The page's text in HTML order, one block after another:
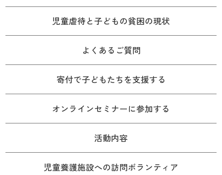
児童虐待と子どもの貧困の現状
よくあるご質問
寄付で子どもたちを支援する
オンラインセミナーに参加する
活動内容
児童養護施設への訪問ボランティア